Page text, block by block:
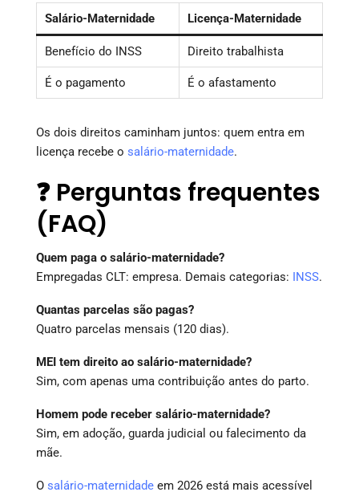
Salário-Maternidade Licença-Maternidade
Benefício do INSS Direito trabalhista
É o pagamento É o afastamento
Os dois direitos caminham juntos: quem entra em
licença recebe o salário-maternidade.
❓ Perguntas frequentes
(FAQ)
Quem paga o salário-maternidade?
Empregadas CLT: empresa. Demais categorias: INSS.
Quantas parcelas são pagas?
Quatro parcelas mensais (120 dias).
MEI tem direito ao salário-maternidade?
Sim, com apenas uma contribuição antes do parto.
Homem pode receber salário-maternidade?
Sim, em adoção, guarda judicial ou falecimento da
mãe.
O salário-maternidade em 2026 está mais acessível